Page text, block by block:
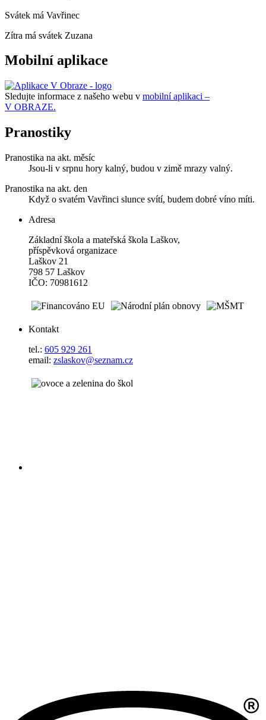
Svátek má Vavřinec
Zítra má svátek Zuzana
Mobilní aplikace
Sledujte informace z našeho webu v mobilní aplikaci –
V OBRAZE.
Pranostiky
Pranostika na akt. měsíc
Jsou-li v srpnu hory kalný, budou v zimě mrazy valný.
Pranostika na akt. den
Když o svatém Vavřinci slunce svítí, budem dobré víno míti.
Adresa
Základní škola a mateřská škola Laškov,
příspěvková organizace
Laškov 21
798 57 Laškov
IČO: 70981612
Kontakt
tel.: 605 929 261
email: zslaskov@seznam.cz